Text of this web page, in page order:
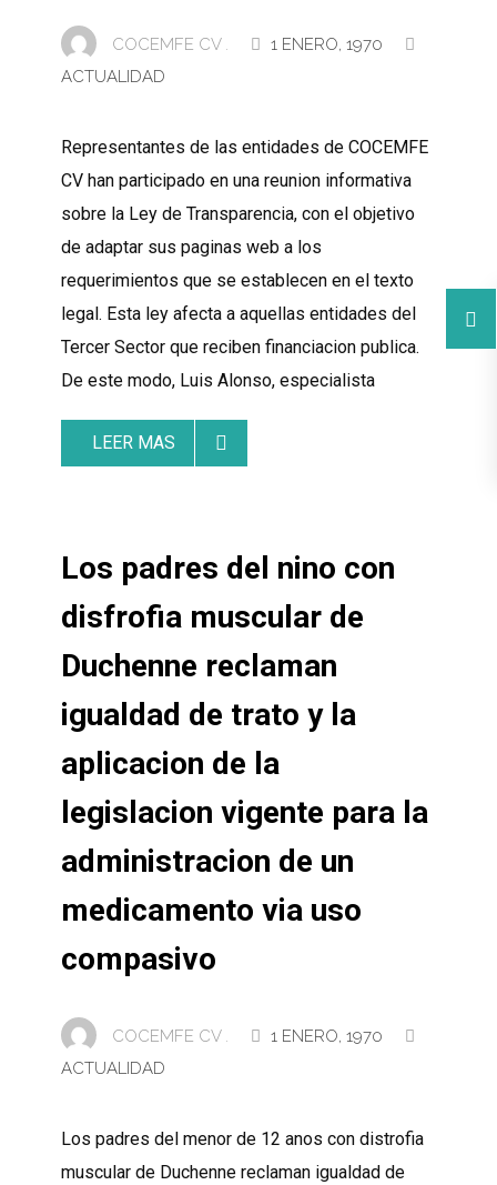
COCEMFE CV .
1 ENERO, 1970
ACTUALIDAD
Representantes de las entidades de COCEMFE
CV han participado en una reunion informativa
sobre la Ley de Transparencia, con el objetivo
de adaptar sus paginas web a los
requerimientos que se establecen en el texto
legal. Esta ley afecta a aquellas entidades del
Tercer Sector que reciben financiacion publica.
De este modo, Luis Alonso, especialista
LEER MAS
Los padres del nino con
disfrofia muscular de
Duchenne reclaman
igualdad de trato y la
aplicacion de la
legislacion vigente para la
administracion de un
medicamento via uso
compasivo
COCEMFE CV .
1 ENERO, 1970
ACTUALIDAD
Los padres del menor de 12 anos con distrofia
muscular de Duchenne reclaman igualdad de